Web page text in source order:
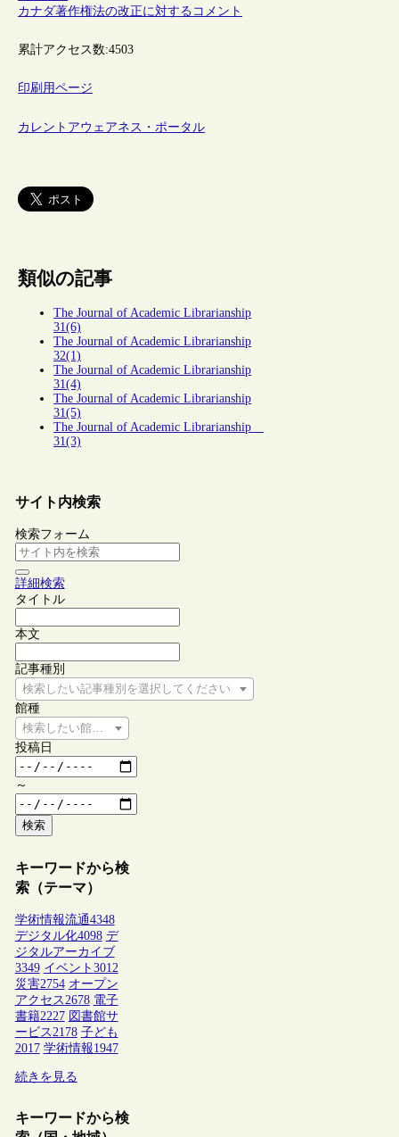
カナダ著作権法の改正に対するコメント
累計アクセス数:4503
印刷用ページ
カレントアウェアネス・ポータル
類似の記事
The Journal of Academic Librarianship
31(6)
The Journal of Academic Librarianship
32(1)
The Journal of Academic Librarianship
31(4)
The Journal of Academic Librarianship
31(5)
The Journal of Academic Librarianship
31(3)
サイト内検索
検索フォーム
詳細検索
タイトル
本文
記事種別
検索したい記事種別を選択してください
館種
検索したい館種を選択してください
投稿日
～
検索
キーワードから検
索（テーマ）
学術情報流通4348
デジタル化4098 デ
ジタルアーカイブ
3349 イベント 3012
災害2754 オープン
アクセス2678 電子
書籍2227 図書館サ
ービス2178 子ども
2017 学術情報1947
続きを見る
キーワードから検